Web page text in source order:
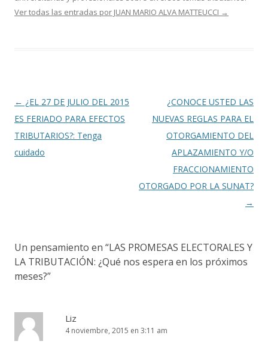
Ver todas las entradas por JUAN MARIO ALVA MATTEUCCI →
Navegación
de
entradas
← ¿EL 27 DE JULIO DEL 2015
ES FERIADO PARA EFECTOS
TRIBUTARIOS?: Tenga
cuidado
¿CONOCE USTED LAS
NUEVAS REGLAS PARA EL
OTORGAMIENTO DEL
APLAZAMIENTO Y/O
FRACCIONAMIENTO
OTORGADO POR LA SUNAT?
→
Un pensamiento en “LAS PROMESAS ELECTORALES Y
LA TRIBUTACIÓN: ¿Qué nos espera en los próximos
meses?”
Liz
4 noviembre, 2015 en 3:11 am